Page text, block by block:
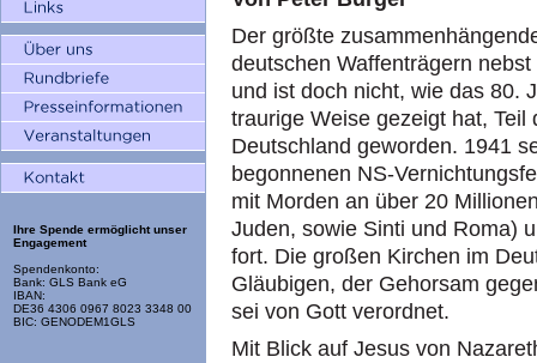
Ihre Spende ermöglicht unser
Engagement
Spendenkonto:
Bank: GLS Bank eG
IBAN:
DE36 4306 0967 8023 3348 00
BIC: GENODEM1GLS
Der größte
deutschen Waffenträgern
und ist doch nicht, wie das 80.
traurige Weise gezeigt hat,
Deutschland geworden. 1941
begonnenen NS-
mit Morden an über 20
Juden, sowie Sinti und Roma)
fort. Die großen Kirchen im
Gläubigen, der Gehorsam
sei von Gott verordnet.
Mit Blick auf Jesus von